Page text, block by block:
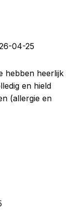
04-25
hebben heerlijk
en hield
(allergie en